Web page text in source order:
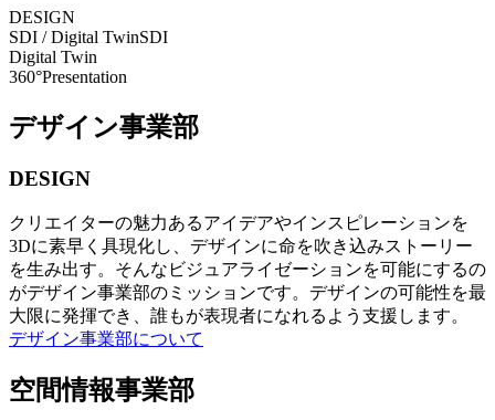
DESIGN
SDI / Digital TwinSDI
Digital Twin
360°Presentation
デザイン事業部
DESIGN
クリエイターの魅力あるアイデアやインスピレーションを
3Dに素早く具現化し、デザインに命を吹き込みストーリー
を生み出す。そんなビジュアライゼーションを可能にするの
がデザイン事業部のミッションです。デザインの可能性を最
大限に発揮でき、誰もが表現者になれるよう支援します。
デザイン事業部について
空間情報事業部